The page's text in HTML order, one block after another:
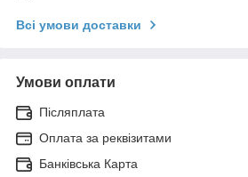
Всі умови доставки
Умови оплати
Післяплата
Оплата за реквізитами
Банківська Карта